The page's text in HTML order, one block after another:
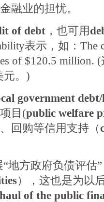
融业的担忧。
of debt ，也可用
表示，如：The
of $120.5 million.
元。)
government
目(public welfare
回购等信用支持（
地方政府负债评估
），这也是为以
of the public